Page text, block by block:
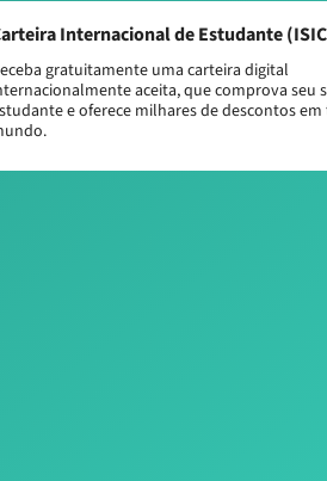
Internacional de Estudante
gratuitamente uma carteira digital
aceita, que comprova seu
e oferece milhares de descontos